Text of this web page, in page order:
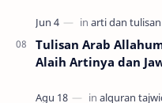
Tulisan Arab
Alaih Artinya dan